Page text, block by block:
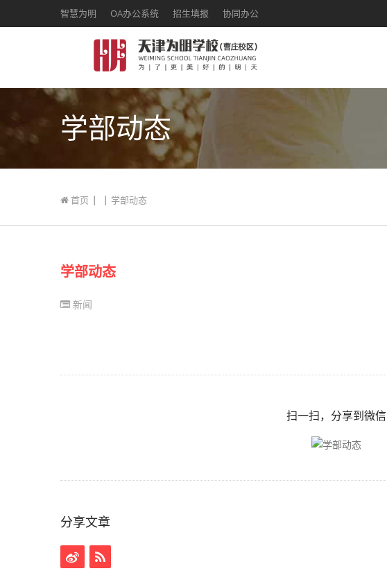
智慧为明 OA办公系统 招生填报 协同办公
学部动态
首页 | | 学部动态
学部动态
新闻
扫一扫，分享到微信
分享文章